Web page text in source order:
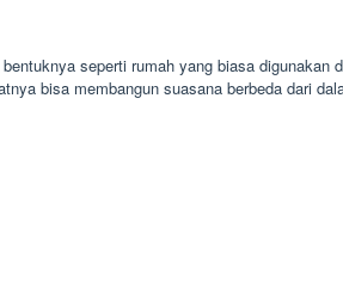
seperti rumah yang biasa digunakan
bisa membangun suasana berbeda dari